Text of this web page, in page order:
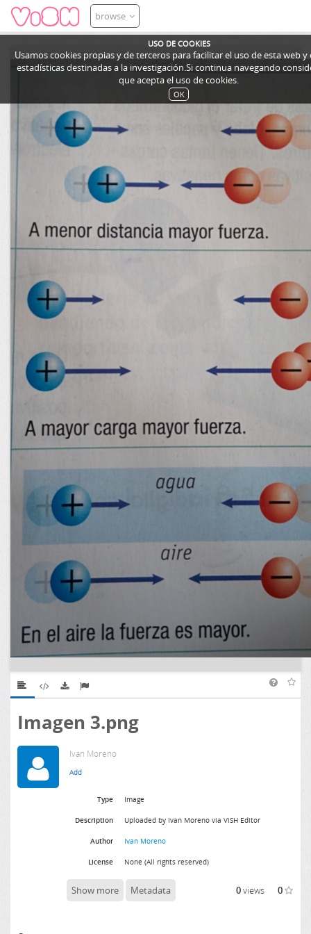
USO DE COOKIES
Usamos cookies propias y de terceros para facilitar el uso de esta web
estadísticas destinadas a la investigación.Si continua navegando
que acepta el uso de cookies.
OK
browse
Imagen 3.png
Ivan Moreno
Type Image
Description Uploaded by Ivan Moreno via ViSH Editor
Author Ivan Moreno
License None (All rights reserved)
Show more Metadata 0views 0